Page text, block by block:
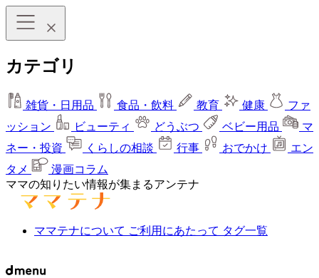
カテゴリ
雑貨・日用品 食品・飲料 教育 健康
ファ
ッション
ビューティ どうぶつ ベビー用品
マ
ネー・投資
くらしの相談 行事 おでかけ
エン
タメ
漫画コラム
ママの知りたい情報が集まるアンテナ
ママテナについて ご利用にあたって タグ一覧